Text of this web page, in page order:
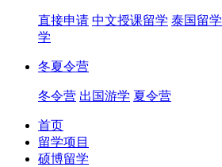
直接申请 中文授课留学 泰国留学
学
冬夏令营
冬令营 出国游学 夏令营
首页
留学项目
硕博留学